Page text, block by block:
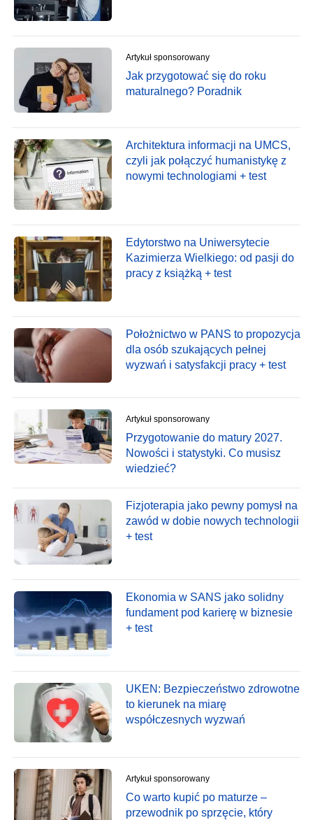
Artykuł sponsorowany
Jak przygotować się do roku
maturalnego? Poradnik
Architektura informacji na UMCS,
czyli jak połączyć humanistykę z
nowymi technologiami + test
Edytorstwo na Uniwersytecie
Kazimierza Wielkiego: od pasji do
pracy z książką + test
Położnictwo w PANS to propozycja
dla osób szukających pełnej
wyzwań i satysfakcji pracy + test
Artykuł sponsorowany
Przygotowanie do matury 2027.
Nowości i statystyki. Co musisz
wiedzieć?
Fizjoterapia jako pewny pomysł na
zawód w dobie nowych technologii
+ test
Ekonomia w SANS jako solidny
fundament pod karierę w biznesie
+ test
UKEN: Bezpieczeństwo zdrowotne
to kierunek na miarę
współczesnych wyzwań
Artykuł sponsorowany
Co warto kupić po maturze –
przewodnik po sprzęcie, który